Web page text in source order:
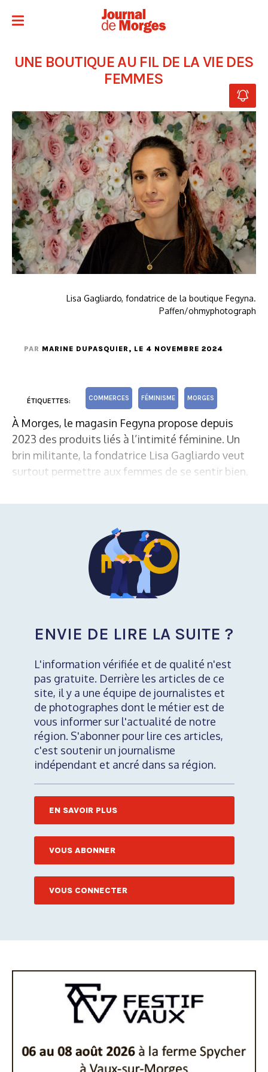
UNE BOUTIQUE AU FIL DE LA VIE DES
FEMMES
Lisa Gagliardo, fondatrice de la boutique Fegyna.
Paffen/ohmyphotograph
PAR MARINE DUPASQUIER, LE 4 NOVEMBRE 2024
ÉTIQUETTES: COMMERCES FÉMINISME MORGES
À Morges, le magasin Fegyna propose depuis
2023 des produits liés à l’intimité féminine. Un
brin militante, la fondatrice Lisa Gagliardo veut
surtout permettre aux femmes de se sentir bien.
ENVIE DE LIRE LA SUITE ?
L'information vérifiée et de qualité n'est
pas gratuite. Derrière les articles de ce
site, il y a une équipe de journalistes et
de photographes dont le métier est de
vous informer sur l'actualité de notre
région. S'abonner pour lire ces articles,
c'est soutenir un journalisme
indépendant et ancré dans sa région.
EN SAVOIR PLUS
VOUS ABONNER
VOUS CONNECTER